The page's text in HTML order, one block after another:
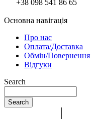
+38 098 541 86 65
Основна навігація
Про нас
Оплата/Доставка
Обмін/Повернення
Відгуки
Search
Search